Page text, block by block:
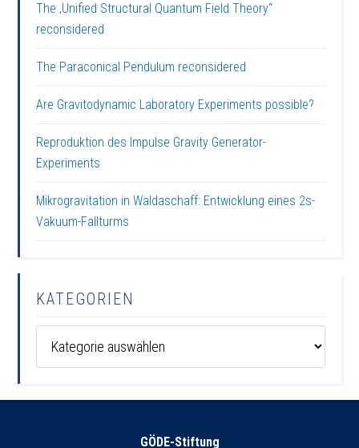
The ‚Unified Structural Quantum Field Theory“
reconsidered
The Paraconical Pendulum reconsidered
Are Gravitodynamic Laboratory Experiments possible?
Reproduktion des Impulse Gravity Generator-
Experiments
Mikrogravitation in Waldaschaff: Entwicklung eines 2s-
Vakuum-Fallturms
KATEGORIEN
GÖDE-Stiftung